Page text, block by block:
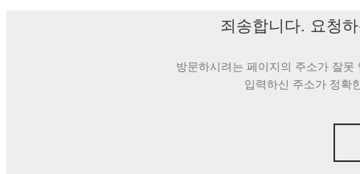
죄송합니다. 요청
방문하시려는 페이지의 주소가 잘
입력하신 주소가 정확